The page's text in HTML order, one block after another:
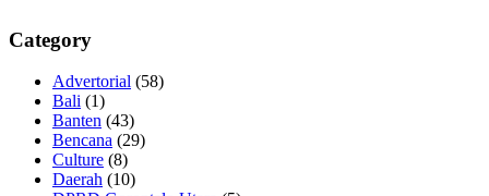
Category
Advertorial (58)
Bali (1)
Banten (43)
Bencana (29)
Culture (8)
Daerah (10)